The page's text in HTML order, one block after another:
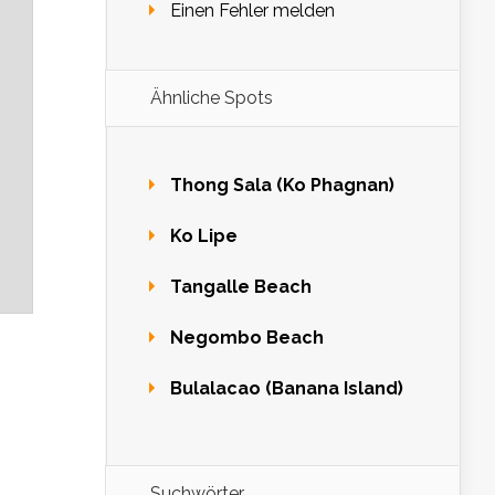
Einen Fehler melden
Ähnliche Spots
Thong Sala (Ko Phagnan)
Ko Lipe
Tangalle Beach
Negombo Beach
Bulalacao (Banana Island)